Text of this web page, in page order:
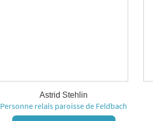
Astrid Stehlin
Personne relais paroisse de Feldbach